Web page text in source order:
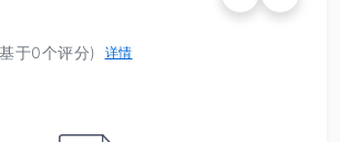
于0个评分) 详情